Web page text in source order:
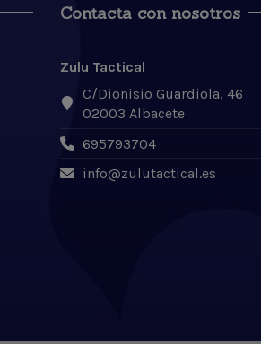
Contacta con nosotros
Zulu Tactical
C/Dionisio Guardiola, 46
02003 Albacete
695793704
info@zulutactical.es